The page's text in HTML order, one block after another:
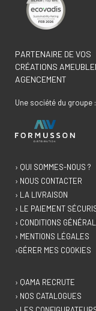
PARTENAIRE DE VOS
CRÉATIONS
AGENCEMENT
Une société du groupe :
› QUI SOMMES-NOUS ?
› NOUS CONTACTER
› LA LIVRAISON
› LE PAIEMENT
› CONDITIONS
› MENTIONS LÉGALES
›GÉRER MES COOKIES
› QAMA RECRUTE
› NOS CATALOGUES